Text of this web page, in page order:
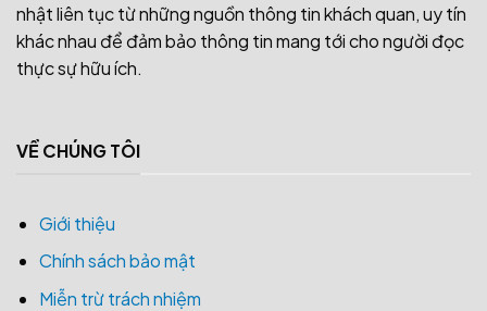
nhật liên tục từ những nguồn thông tin khách quan, uy tín
khác nhau để đảm bảo thông tin mang tới cho người đọc
thực sự hữu ích.
VỀ CHÚNG TÔI
Giới thiệu
Chính sách bảo mật
Miễn trừ trách nhiệm